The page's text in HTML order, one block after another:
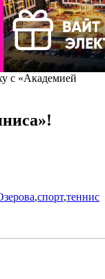
с «Академией
,спорт,теннис